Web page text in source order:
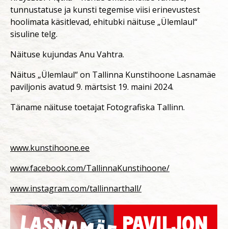
tunnustatuse ja kunsti tegemise viisi erinevustest
hoolimata käsitlevad, ehitubki näituse „Ülemlaul“
sisuline telg.
Näituse kujundas Anu Vahtra.
Näitus „Ülemlaul“ on Tallinna Kunstihoone Lasnamäe
paviljonis avatud 9. märtsist 19. maini 2024.
Täname näituse toetajat Fotografiska Tallinn.
www.kunstihoone.ee
www.facebook.com/TallinnaKunstihoone/
www.instagram.com/tallinnarthall/